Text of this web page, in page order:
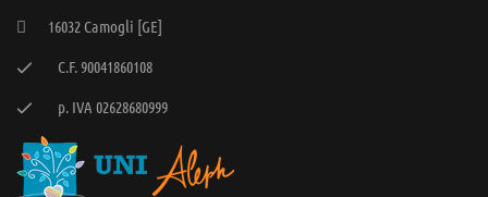
16032 Camogli [GE]
C.F. 90041860108
p. IVA 02628680999